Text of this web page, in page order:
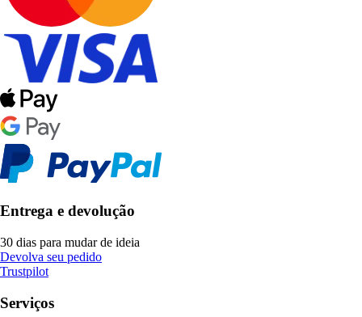
Entrega e devolução
30 dias para mudar de ideia
Devolva seu pedido
Trustpilot
Serviços